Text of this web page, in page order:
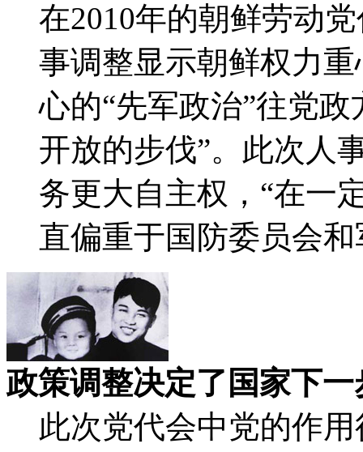
在2010年的朝鲜劳动
事调整显示朝鲜权力
心的“先军政治”往党
开放的步伐”。此次人
务更大自主权，“在一
直偏重于国防委员会
政策调整决定了国家下
此次党代会中党的作